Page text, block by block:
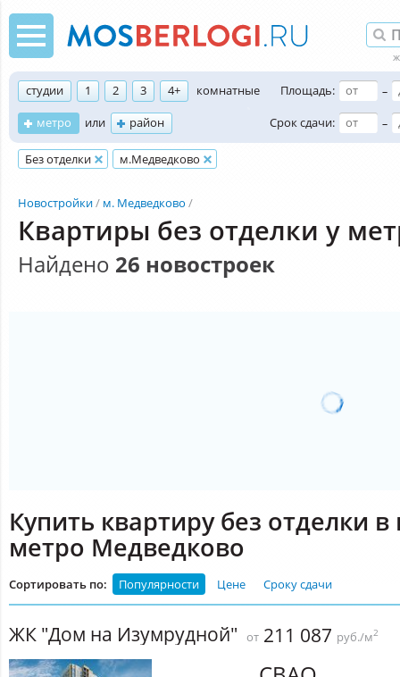
студии 1 2 3 4+
комнатные
метро
или район
Площадь:
–
Срок сдачи:
–
Без отделки м.Медведково
Новостройки м. Медведково
Квартиры без отделки у
Найдено 26 новостроек
Купить квартиру без отделки
метро Медведково
Сортировать по: Популярности Цене Сроку сдачи
ЖК "Дом на Изумрудной" от 211 087 руб./м2